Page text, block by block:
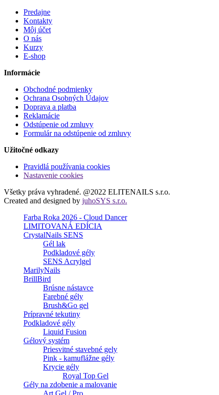
Predajne
Kontakty
Môj účet
O nás
Kurzy
E-shop
Informácie
Obchodné podmienky
Ochrana Osobných Údajov
Doprava a platba
Reklamácie
Odstúpenie od zmluvy
Formulár na odstúpenie od zmluvy
Užitočné odkazy
Pravidlá používania cookies
Nastavenie cookies
Všetky práva vyhradené. @2022 ELITENAILS s.r.o.
Created and designed by juhoSYS s.r.o.
Farba Roka 2026 - Cloud Dancer
LIMITOVANÁ EDÍCIA
CrystalNails SENS
Gél lak
Podkladové gély
SENS Acrylgel
MarilyNails
BrillBird
Brúsne nástavce
Farebné gély
Brush&Go gel
Prípravné tekutiny
Podkladové gély
Liquid Fusion
Gélový systém
Priesvitné stavebné gely
Pink - kamuflážne gély
Krycie gély
Royal Top Gel
Gély na zdobenie a malovanie
Art Gel / Pro